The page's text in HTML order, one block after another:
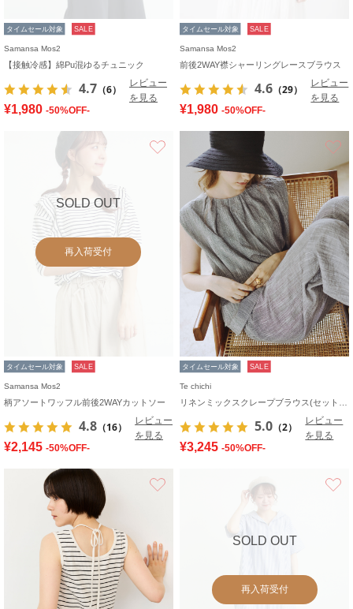
タイムセール対象 SALE
Samansa Mos2
【接触冷感】綿Pu混ゆるチュニック
4.7 （6）
レビュー
を見る
¥1,980 -50%OFF-
タイムセール対象 SALE
Samansa Mos2
前後2WAY襟シャーリングレースブラウス
4.6 （29）
レビュー
を見る
¥1,980 -50%OFF-
SOLD OUT
再入荷受付
お気に入り
タイムセール対象 SALE
Samansa Mos2
柄アソートワッフル前後2WAYカットソー
4.8 （16）
レビュー
を見る
¥2,145 -50%OFF-
タイムセール対象 SALE
Te chichi
5.0 （2）
レビュー
を見る
¥3,245 -50%OFF-
SOLD OUT
再入荷受付